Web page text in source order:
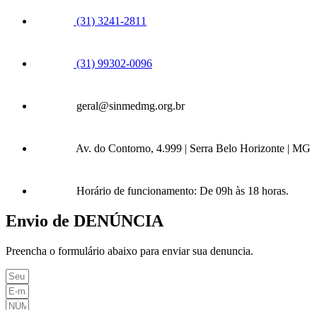
(31) 3241-2811
(31) 99302-0096
geral@sinmedmg.org.br
Av. do Contorno, 4.999 | Serra Belo Horizonte | MG
Horário de funcionamento: De 09h às 18 horas.
Envio de DENÚNCIA
Preencha o formulário abaixo para enviar sua denuncia.